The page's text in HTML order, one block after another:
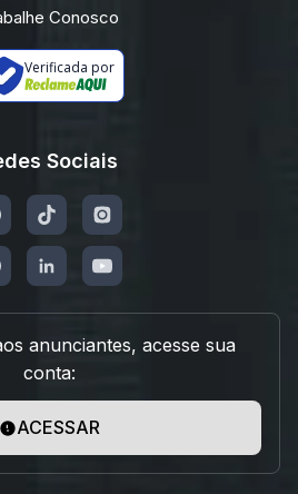
Conosco
Verificada por
Sociais
anunciantes, acesse sua
conta:
ACESSAR